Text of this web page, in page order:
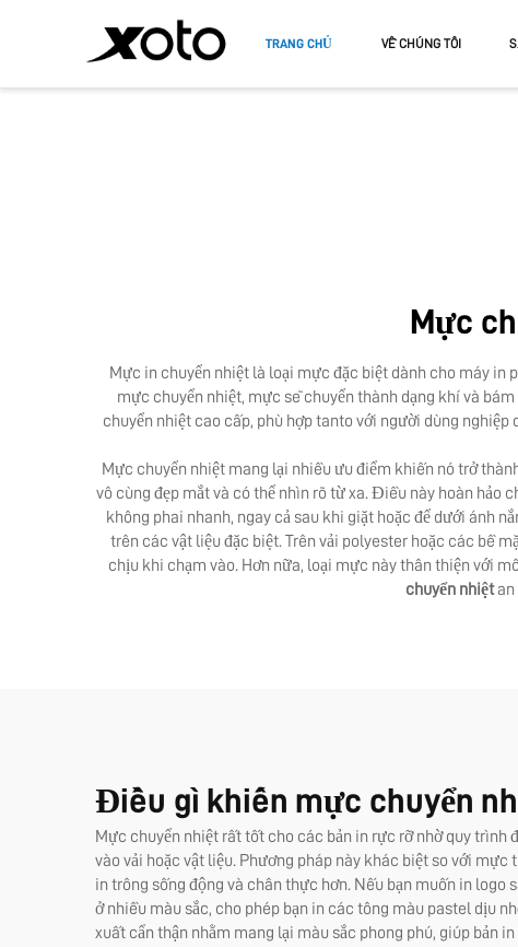
TRANG CHỦ VỀ CHÚNG TÔI
Mực
Mực in chuyển nhiệt là loại mực đặc biệt dành cho máy in
mực chuyển nhiệt, mực sẽ chuyển thành dạng khí và
chuyển nhiệt cao cấp, phù hợp tanto với người dùng
Mực chuyển nhiệt mang lại nhiều ưu điểm khiến nó trở
vô cùng đẹp mắt và có thể nhìn rõ từ xa. Điều này hoàn hảo
không phai nhanh, ngay cả sau khi giặt hoặc để dưới ánh
trên các vật liệu đặc biệt. Trên vải polyester hoặc các bề
chịu khi chạm vào. Hơn nữa, loại mực này thân thiện với
chuyển nhiệtan
Điều gì khiến mực chuyển
Mực chuyển nhiệt rất tốt cho các bản in rực rỡ nhờ quy
vào vải hoặc vật liệu. Phương pháp này khác biệt so với
in trông sống động và chân thực hơn. Nếu bạn muốn in
ở nhiều màu sắc, cho phép bạn in các tông màu pastel dịu
xuất cẩn thận nhằm mang lại màu sắc phong phú, giúp bản